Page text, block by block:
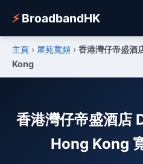
⚡BroadbandHK
主頁 › 屋苑寬頻 › 香港灣仔帝盛
Kong
香港灣仔帝盛酒
Hong Kong